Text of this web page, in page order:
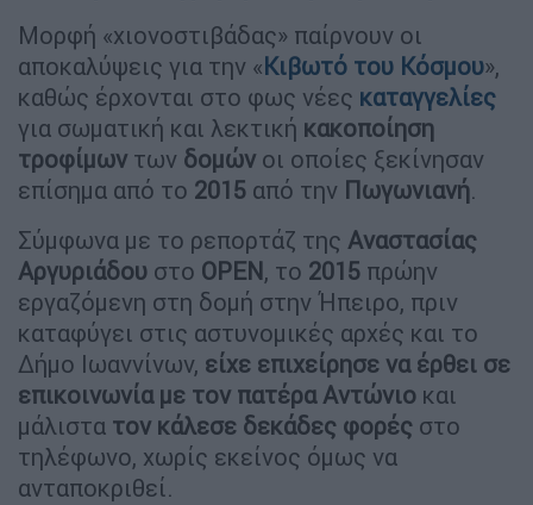
Μορφή «χιονοστιβάδας» παίρνουν οι
αποκαλύψεις για την «Κιβωτό του Κόσμου»,
καθώς έρχονται στο φως νέες καταγγελίες
για σωματική και λεκτική κακοποίηση
τροφίμων των δομών οι οποίες ξεκίνησαν
επίσημα από το 2015 από την Πωγωνιανή.
Σύμφωνα με το ρεπορτάζ της Αναστασίας
Αργυριάδου στο OPEN, το 2015 πρώην
εργαζόμενη στη δομή στην Ήπειρο, πριν
καταφύγει στις αστυνομικές αρχές και το
Δήμο Ιωαννίνων, είχε επιχείρησε να έρθει σε
επικοινωνία με τον πατέρα Αντώνιο και
μάλιστα τον κάλεσε δεκάδες φορές στο
τηλέφωνο, χωρίς εκείνος όμως να
ανταποκριθεί.